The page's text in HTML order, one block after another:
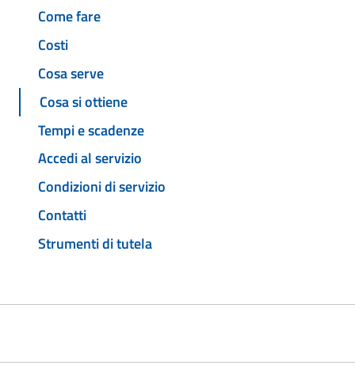
Come fare
Costi
Cosa serve
Cosa si ottiene
Tempi e scadenze
Accedi al servizio
Condizioni di servizio
Contatti
Strumenti di tutela